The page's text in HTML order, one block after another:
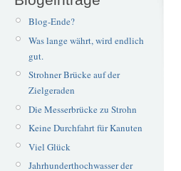
Blog-Ende?
Was lange währt, wird endlich
gut.
Strohner Brücke auf der
Zielgeraden
Die Messerbrücke zu Strohn
Keine Durchfahrt für Kanuten
Viel Glück
Jahrhunderthochwasser der